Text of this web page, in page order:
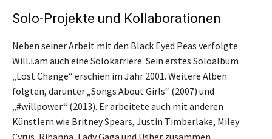
Solo-Projekte und Kollaborationen
Neben seiner Arbeit mit den Black Eyed Peas verfolgte
Will.i.am auch eine Solokarriere. Sein erstes Soloalbum
„Lost Change“ erschien im Jahr 2001. Weitere Alben
folgten, darunter „Songs About Girls“ (2007) und
„#willpower“ (2013). Er arbeitete auch mit anderen
Künstlern wie Britney Spears, Justin Timberlake, Miley
Cyrus, Rihanna, Lady Gaga und Usher zusammen.